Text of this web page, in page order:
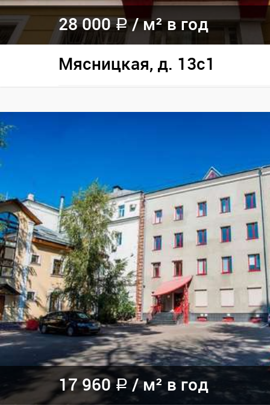
28 000a /м² в год
Мясницкая, д. 13с1
17 960a /м² в год